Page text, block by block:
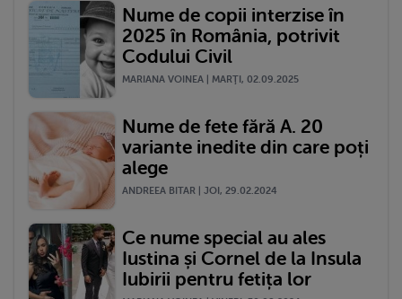
Nume de copii interzise în
2025 în România, potrivit
Codului Civil
MARIANA VOINEA | MARŢI, 02.09.2025
Nume de fete fără A. 20
variante inedite din care poți
alege
ANDREEA BITAR | JOI, 29.02.2024
Ce nume special au ales
Iustina și Cornel de la Insula
Iubirii pentru fetița lor